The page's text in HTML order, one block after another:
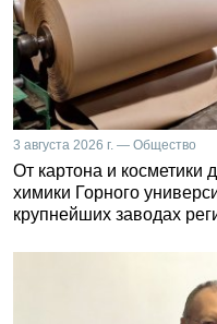
3 августа 2026 г. — Общество
От картона и косметики
химики Горного
крупнейших заводах